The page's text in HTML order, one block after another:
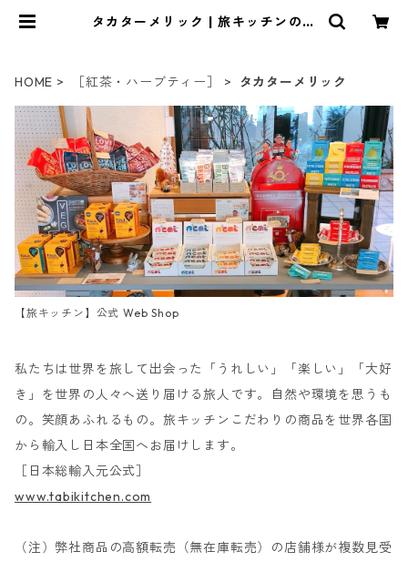
タカターメリック | 旅キッチンのお
HOME ［紅茶・ハーブティー］ タカターメリック
【旅キッチン】公式 Web Shop
私たちは世界を旅して出会った「うれしい」「楽しい」「大好
き」を世界の人々へ送り届ける旅人です。自然や環境を思うも
の。笑顔あふれるもの。旅キッチンこだわりの商品を世界各国
から輸入し日本全国へお届けします。
［日本総輸入元公式］
www.tabikitchen.com
（注）弊社商品の高額転売（無在庫転売）の店舗様が複数見受